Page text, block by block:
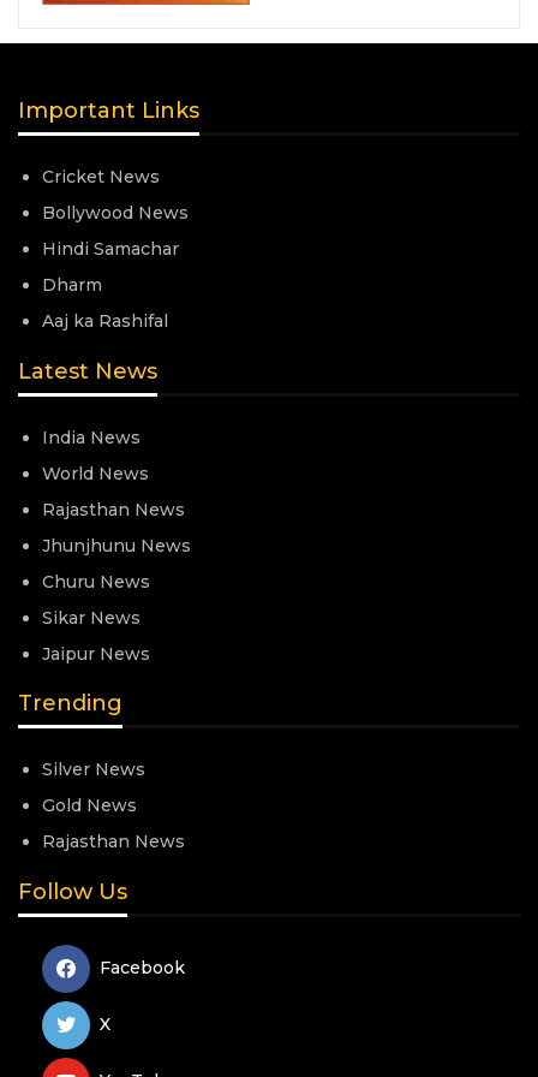
Important Links
Cricket News
Bollywood News
Hindi Samachar
Dharm
Aaj ka Rashifal
Latest News
India News
World News
Rajasthan News
Jhunjhunu News
Churu News
Sikar News
Jaipur News
Trending
Silver News
Gold News
Rajasthan News
Follow Us
Facebook
X